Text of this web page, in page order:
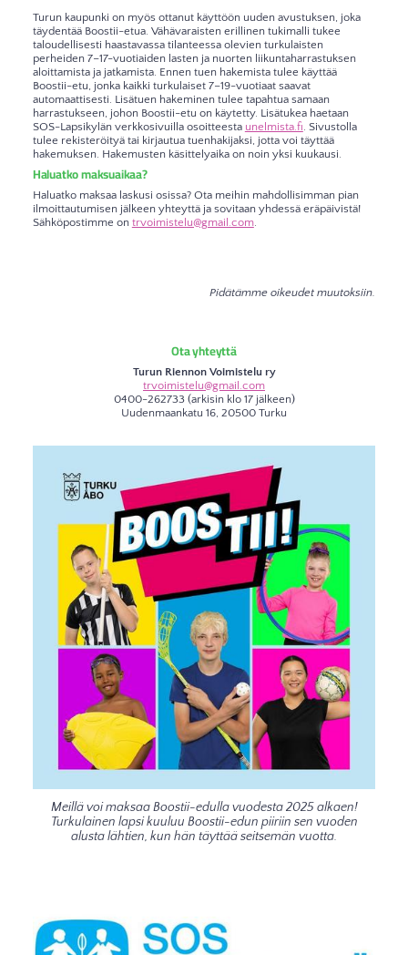
Meillä voi maksaa Boostii-edulla vuodesta 2025 alkaen!
Turkulainen lapsi kuuluu Boostii-edun piiriin sen vuoden
alusta lähtien, kun hän täyttää seitsemän vuotta.
Turun kaupunki on myös ottanut käyttöön uuden avustuksen, joka
täydentää Boostii-etua. Vähävaraisten erillinen tukimalli tukee
taloudellisesti haastavassa tilanteessa olevien turkulaisten
perheiden 7–17-vuotiaiden lasten ja nuorten liikuntaharrastuksen
aloittamista ja jatkamista. Ennen tuen hakemista tulee käyttää
Boostii-etu, jonka kaikki turkulaiset 7–19-vuotiaat saavat
automaattisesti. Lisätuen hakeminen tulee tapahtua samaan
harrastukseen, johon Boostii-etu on käytetty. Lisätukea haetaan
SOS-Lapsikylän verkkosivuilla osoitteesta unelmista.fi. Sivustolla
tulee rekisteröityä tai kirjautua tuenhakijaksi, jotta voi täyttää
hakemuksen. Hakemusten käsittelyaika on noin yksi kuukausi.
Haluatko maksuaikaa?
Haluatko maksaa laskusi osissa? Ota meihin mahdollisimman pian
ilmoittautumisen jälkeen yhteyttä ja sovitaan yhdessä eräpäivistä!
Sähköpostimme on trvoimistelu@gmail.com.
Pidätämme oikeudet muutoksiin.
Ota yhteyttä
Turun Riennon Voimistelu ry
trvoimistelu@gmail.com
0400-262733 (arkisin klo 17 jälkeen)
Uudenmaankatu 16, 20500 Turku